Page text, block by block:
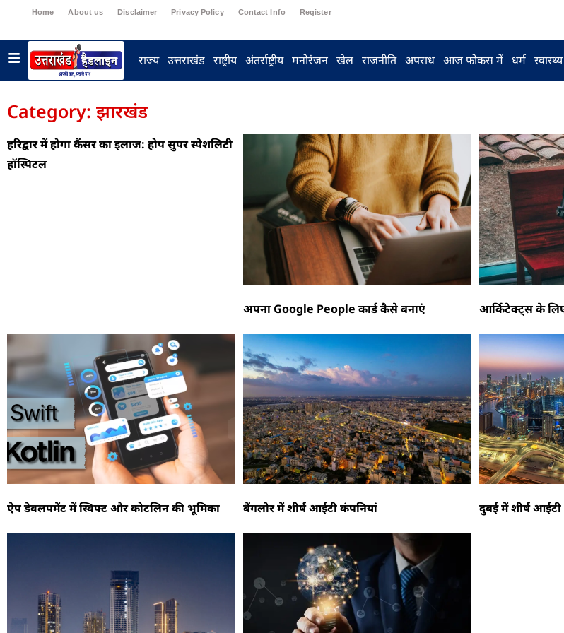
Home About us Disclaimer Privacy Policy Contact Info Register
राज्य उत्तराखंड राष्ट्रीय अंतर्राष्ट्रीय मनोरंजन खेल राजनीति अपराध आज फोकस में धर्म स्वास्थ्य
Category: झारखंड
हरिद्वार में होगा कैंसर का इलाज: होप सुपर स्पेशलिटी
हॉस्पिटल
अपना Google People कार्ड कैसे बनाएं आर्किटेक्ट्स के
ऐप डेवलपमेंट में स्विफ्ट और कोटलिन की भूमिका बैंगलोर में शीर्ष आईटी कंपनियां दुबई में शीर्ष